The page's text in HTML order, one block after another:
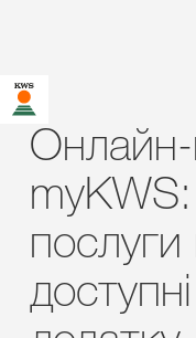
послуги